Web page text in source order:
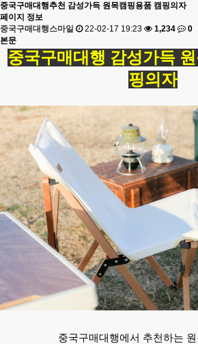
중국구매대행추천 감성가득 원목캠핑용품 캠핑의자
페이지 정보
중국구매대행스마일
22-02-17 19:23 1,234
0
본문
중국구매대행 감성가득
핑의자
중국구매대행에서 추천하는